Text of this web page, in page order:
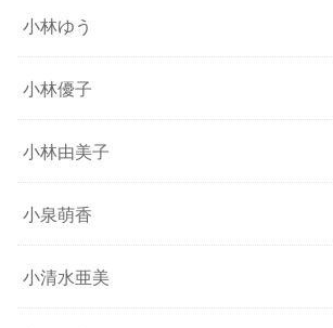
小林ゆう
小林優子
小林由美子
小泉萌香
小清水亜美